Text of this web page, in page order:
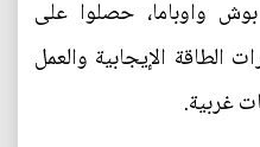
واوباما، حصلوا على
الإيجابية والعمل
غربية.